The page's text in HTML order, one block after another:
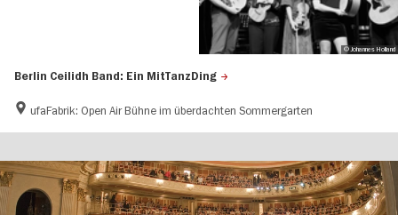
Berlin Ceilidh Band: Ein MitTanzDing
ufaFabrik: Open Air Bühne im überdachten Sommergarten
© Johannes Holland